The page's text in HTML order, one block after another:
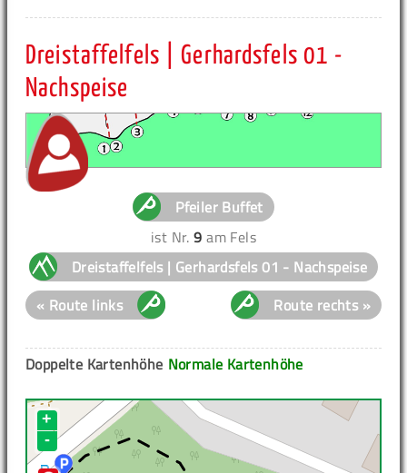
Dreistaffelfels | Gerhardsfels 01 -
Nachspeise
Pfeiler Buffet
ist Nr.9 am Fels
Dreistaffelfels | Gerhardsfels 01 - Nachspeise
« Route links
Route rechts »
Normale Kartenhöhe
Doppelte Kartenhöhe
+
-